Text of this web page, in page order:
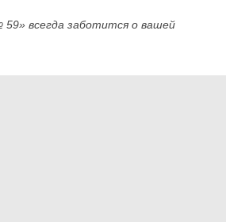
всегда заботится о вашей